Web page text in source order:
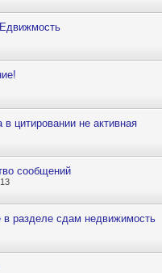
цитировании не активная
сообщений
в разделе сдам недвижимость